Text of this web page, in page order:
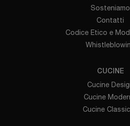
Sosteniamo
Contatti
Codice Etico e
CUCINE
Cucine
Cucine
Cucine